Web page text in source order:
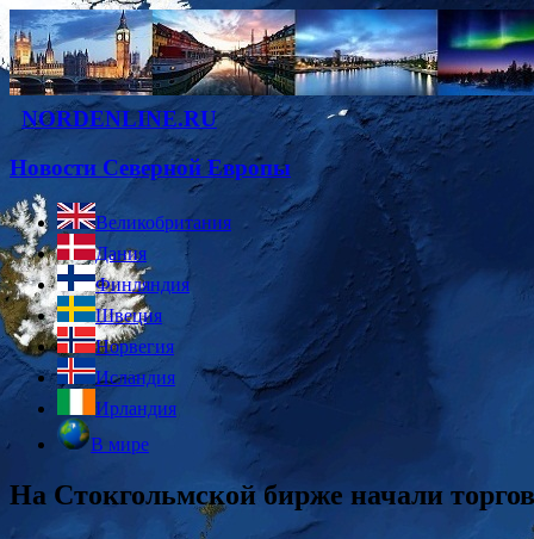
NORDENLINE.RU
Новости Северной Европы
Великобритания
Дания
Финляндия
Швеция
Норвегия
Исландия
Ирландия
В мире
На Стокгольмской бирже начали